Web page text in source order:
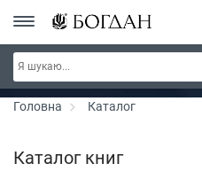
Серія "Чейзіана" ~ знижка 20%
Головна Каталог
Каталог книг